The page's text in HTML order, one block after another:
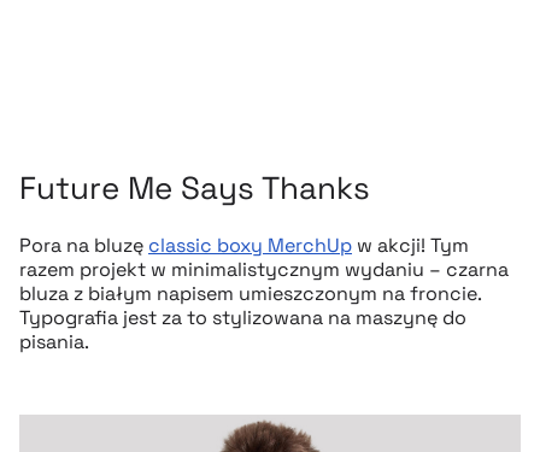
Future Me Says Thanks
Pora na bluzę classic boxy MerchUp w akcji! Tym
razem projekt w minimalistycznym wydaniu – czarna
bluza z białym napisem umieszczonym na froncie.
Typografia jest za to stylizowana na maszynę do
pisania.